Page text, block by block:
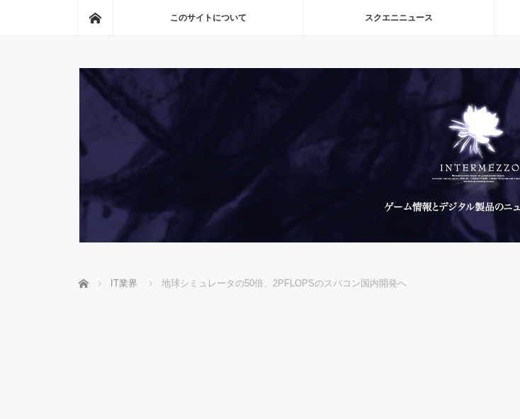
このサイトについて スクエニニュース
ホーム IT業界 地球シミュレータの50倍、2PFLOPSのスパコン国内開発へ